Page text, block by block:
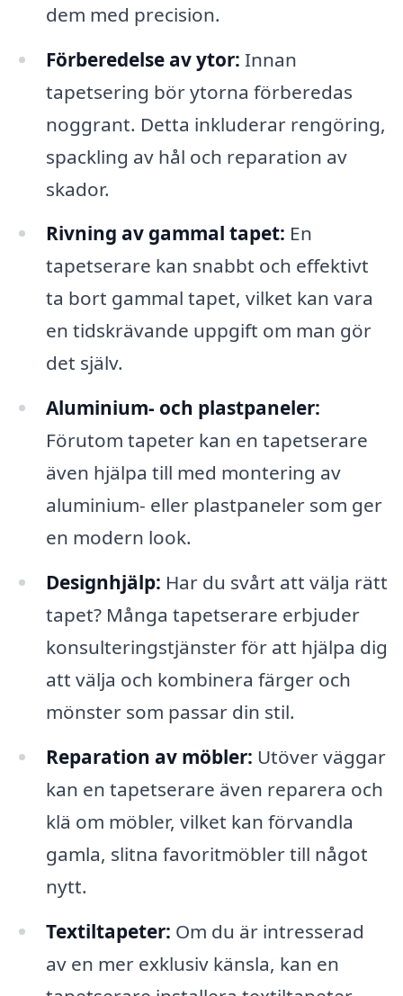
dem med precision.
Förberedelse av ytor: Innan
tapetsering bör ytorna förberedas
noggrant. Detta inkluderar rengöring,
spackling av hål och reparation av
skador.
Rivning av gammal tapet: En
tapetserare kan snabbt och effektivt
ta bort gammal tapet, vilket kan vara
en tidskrävande uppgift om man gör
det själv.
Aluminium- och plastpaneler:
Förutom tapeter kan en tapetserare
även hjälpa till med montering av
aluminium- eller plastpaneler som ger
en modern look.
Designhjälp: Har du svårt att välja rätt
tapet? Många tapetserare erbjuder
konsulteringstjänster för att hjälpa dig
att välja och kombinera färger och
mönster som passar din stil.
Reparation av möbler: Utöver väggar
kan en tapetserare även reparera och
klä om möbler, vilket kan förvandla
gamla, slitna favoritmöbler till något
nytt.
Textiltapeter: Om du är intresserad
av en mer exklusiv känsla, kan en